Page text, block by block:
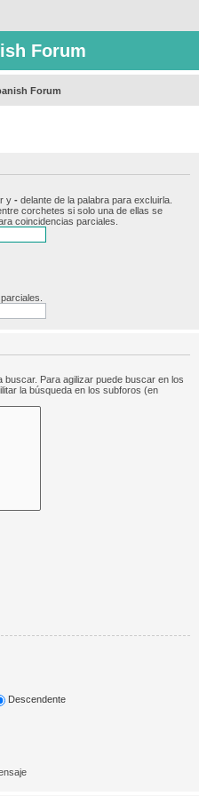
Forum
Forum
y - delante de la palabra para excluirla.
corchetes si solo una de ellas se
coincidencias parciales.
Para agilizar puede buscar en los
la búsqueda en los subforos (en
Descendente